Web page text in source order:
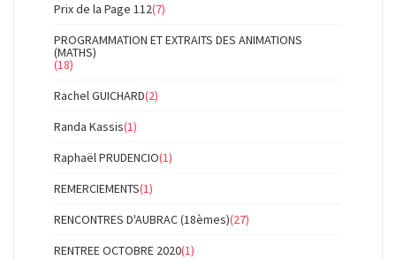
Prix de la Page 112(7)
PROGRAMMATION ET EXTRAITS DES ANIMATIONS
(MATHS)
(18)
Rachel GUICHARD(2)
Randa Kassis(1)
Raphaël PRUDENCIO(1)
REMERCIEMENTS(1)
RENCONTRES D'AUBRAC (18èmes)(27)
RENTREE OCTOBRE 2020(1)